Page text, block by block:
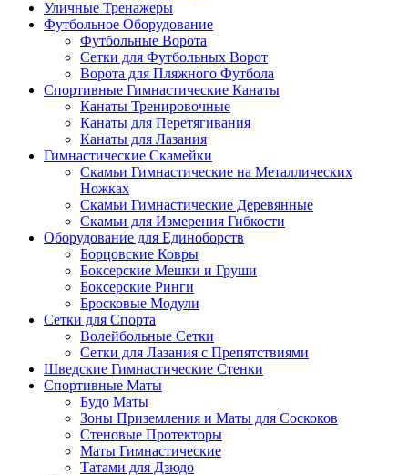
Уличные Тренажеры
Футбольное Оборудование
Футбольные Ворота
Сетки для Футбольных Ворот
Ворота для Пляжного Футбола
Спортивные Гимнастические Канаты
Канаты Тренировочные
Канаты для Перетягивания
Канаты для Лазания
Гимнастические Скамейки
Скамьи Гимнастические на Металлических
Ножках
Скамьи Гимнастические Деревянные
Скамьи для Измерения Гибкости
Оборудование для Единоборств
Борцовские Ковры
Боксерские Мешки и Груши
Боксерские Ринги
Бросковые Модули
Сетки для Спорта
Волейбольные Сетки
Сетки для Лазания с Препятствиями
Шведские Гимнастические Стенки
Спортивные Маты
Будо Маты
Зоны Приземления и Маты для Соскоков
Стеновые Протекторы
Маты Гимнастические
Татами для Дзюдо